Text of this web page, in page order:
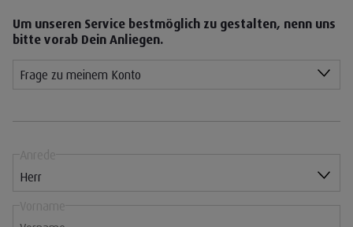
Um unseren Service bestmöglich zu gestalten, nenn uns
bitte vorab Dein Anliegen.
Frage zu meinem Konto
Frage zu einer Rechnung
Sonstiges
Herr
Frau